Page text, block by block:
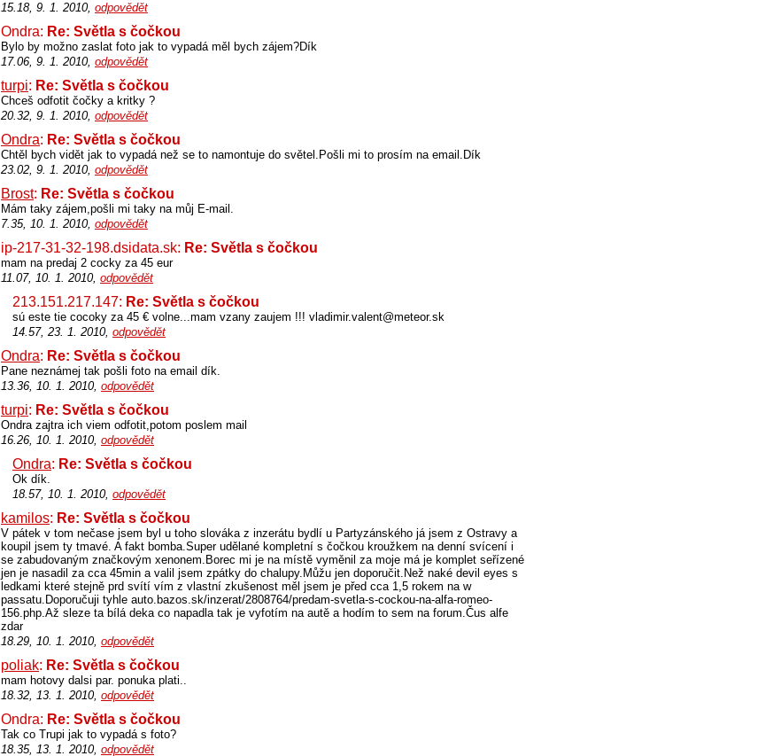
15.18, 9. 1. 2010, odpovědět
Ondra: Re: Světla s čočkou
Bylo by možno zaslat foto jak to vypadá měl bych zájem?Dík
17.06, 9. 1. 2010, odpovědět
turpi: Re: Světla s čočkou
Chceš odfotit čočky a kritky ?
20.32, 9. 1. 2010, odpovědět
Ondra: Re: Světla s čočkou
Chtěl bych vidět jak to vypadá než se to namontuje do světel.Pošli mi to prosím na email.Dík
23.02, 9. 1. 2010, odpovědět
Brost: Re: Světla s čočkou
Mám taky zájem,pošli mi taky na můj E-mail.
7.35, 10. 1. 2010, odpovědět
ip-217-31-32-198.dsidata.sk: Re: Světla s čočkou
mam na predaj 2 cocky za 45 eur
11.07, 10. 1. 2010, odpovědět
213.151.217.147: Re: Světla s čočkou
sú este tie cocoky za 45 € volne...mam vzany zaujem !!! vladimir.valent@meteor.sk
14.57, 23. 1. 2010, odpovědět
Ondra: Re: Světla s čočkou
Pane neznámej tak pošli foto na email dík.
13.36, 10. 1. 2010, odpovědět
turpi: Re: Světla s čočkou
Ondra zajtra ich viem odfotit,potom poslem mail
16.26, 10. 1. 2010, odpovědět
Ondra: Re: Světla s čočkou
Ok dík.
18.57, 10. 1. 2010, odpovědět
kamilos: Re: Světla s čočkou
V pátek v tom nečase jsem byl u toho slováka z inzerátu bydlí u Partyzánského já jsem z Ostravy a
koupil jsem ty tmavé. A fakt bomba.Super udělané kompletní s čočkou kroužkem na denní svícení i
se zabudovaným značkovým xenonem.Borec mi je na místě vyměnil za moje má je komplet seřízené
jen je nasadil za cca 45min a valil jsem zpátky do chalupy.Můžu jen doporučit.Než naké devil eyes s
ledkami které stejně prd svítí vím z vlastní zkušenost měl jsem je před cca 1,5 rokem na w
passatu.Doporučuji tyhle auto.bazos.sk/inzerat/2808764/predam-svetla-s-cockou-na-alfa-romeo-
156.php.Až sleze ta bílá deka co napadla tak je vyfotím na autě a hodím to sem na forum.Čus alfe
zdar
18.29, 10. 1. 2010, odpovědět
poliak: Re: Světla s čočkou
mam hotovy dalsi par. ponuka plati..
18.32, 13. 1. 2010, odpovědět
Ondra: Re: Světla s čočkou
Tak co Trupi jak to vypadá s foto?
18.35, 13. 1. 2010, odpovědět